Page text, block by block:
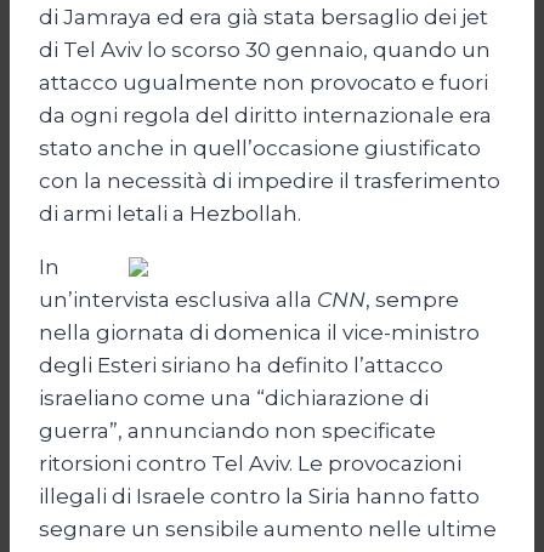
di Jamraya ed era già stata bersaglio dei jet
di Tel Aviv lo scorso 30 gennaio, quando un
attacco ugualmente non provocato e fuori
da ogni regola del diritto internazionale era
stato anche in quell’occasione giustificato
con la necessità di impedire il trasferimento
di armi letali a Hezbollah.
In
un’intervista esclusiva alla CNN, sempre
nella giornata di domenica il vice-ministro
degli Esteri siriano ha definito l’attacco
israeliano come una “dichiarazione di
guerra”, annunciando non specificate
ritorsioni contro Tel Aviv. Le provocazioni
illegali di Israele contro la Siria hanno fatto
segnare un sensibile aumento nelle ultime